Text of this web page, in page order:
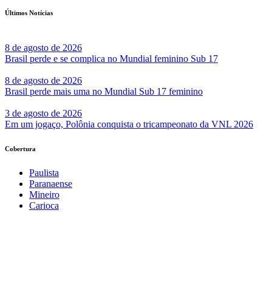
Últimos Notícias
8 de agosto de 2026
Brasil perde e se complica no Mundial feminino Sub 17
8 de agosto de 2026
Brasil perde mais uma no Mundial Sub 17 feminino
3 de agosto de 2026
Em um jogaço, Polônia conquista o tricampeonato da VNL 2026
Cobertura
Paulista
Paranaense
Mineiro
Carioca